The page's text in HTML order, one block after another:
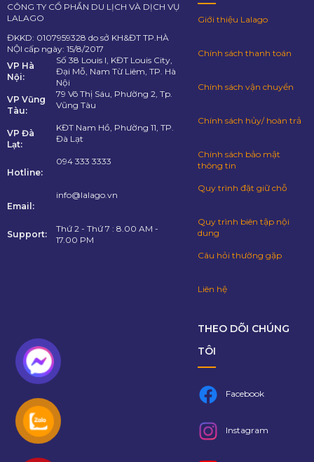
CÔNG TY CỔ PHẦN DU LỊCH VÀ DỊCH VỤ
LALAGO
ĐKKD: 0107959328 do sở KH&ĐT TP.HÀ
NỘI cấp ngày: 15/8/2017
VP Hà
Nội:
Số 38 Louis I, KĐT Louis City,
Đại Mỗ, Nam Từ Liêm, TP. Hà
Nội
VP Vũng
Tàu:
79 Võ Thị Sáu, Phường 2, Tp.
Vũng Tàu
VP Đà
Lạt:
KĐT Nam Hồ, Phường 11, TP.
Đà Lạt
Hotline:
094 333 3333
Email:
info@lalago.vn
Support:
Thứ 2 - Thứ 7 : 8.00 AM -
17.00 PM
Giới thiệu Lalago
Chính sách thanh toán
Chính sách vận chuyển
Chính sách hủy/ hoàn trả
Chính sách bảo mật
thông tin
Quy trình đặt giữ chỗ
Quy trình biên tập nội
dung
Câu hỏi thường gặp
Liên hệ
THEO DÕI CHÚNG
TÔI
Facebook
Instagram